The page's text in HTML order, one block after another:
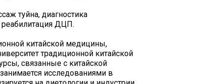
туйна, диагностика
реабилитация ДЦП.
китайской медицины,
традиционной китайской
связанные с китайской
исследованиями в